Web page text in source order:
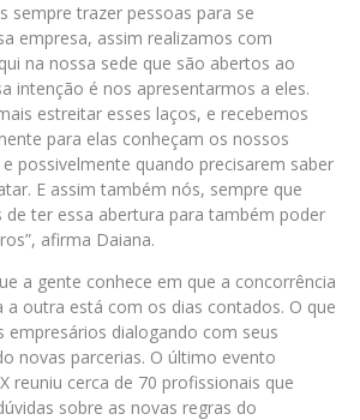
sempre trazer pessoas para se
empresa, assim realizamos com
na nossa sede que são abertos ao
intenção é nos apresentarmos a eles.
estreitar esses laços, e recebemos
para elas conheçam os nossos
possivelmente quando precisarem saber
E assim também nós, sempre que
ter essa abertura para também poder
afirma Daiana.
a gente conhece em que a concorrência
a outra está com os dias contados. O que
empresários dialogando com seus
novas parcerias. O último evento
reuniu cerca de 70 profissionais que
sobre as novas regras do